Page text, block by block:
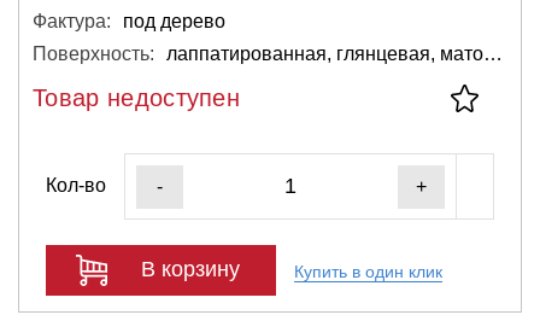
Фактура:
под дерево
Поверхность:
лаппатированная, глянцевая, матовая
Товар недоступен
Кол-во - +
В корзину Купить в один клик